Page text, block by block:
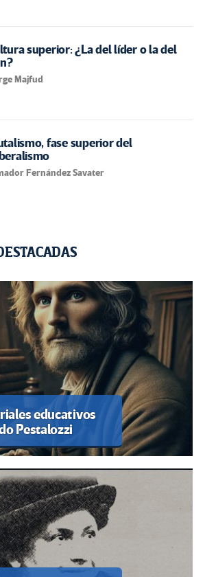
superior: ¿La del líder o la del
Majfud
fase superior del
Fernández Savater
educativos
Pestalozzi